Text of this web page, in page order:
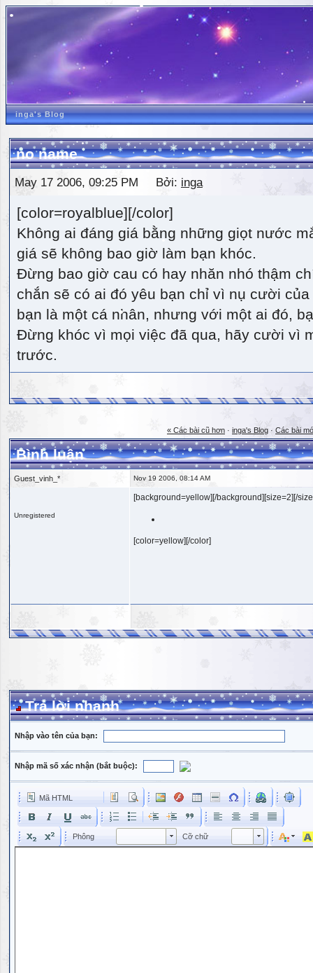
inga's Blog
no name
May 17 2006, 09:25 PM Bởi: inga
[color=royalblue][/color]
Không ai đáng giá bằng những giọt nước
giá sẽ không bao giờ làm bạn khóc.
Đừng bao giờ cau có hay nhăn nhó thậm
chắn sẽ có ai đó yêu bạn chỉ vì nụ cười
bạn là một cá nhân, nhưng với một ai đó,
Đừng khóc vì mọi việc đã qua, hãy cười vì
trước.
« Các bài cũ hơn · inga's Blog · Các bài
Bình luận
Guest_vinh_* Nov 19 2006, 08:14 AM
Unregistered
[background=yellow][/background][size=2][/
[color=yellow][/color]
Trả lời nhanh
Nhập vào tên của bạn:
Nhập mã số xác nhận (bắt buộc):
Mã HTML
Phông Phông Cỡ chữ Kích cỡ phông